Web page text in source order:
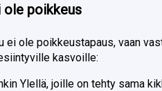
ole poikkeus
ei ole poikkeustapaus, vaan
kasvoille:
Ylellä, joille on tehty sama